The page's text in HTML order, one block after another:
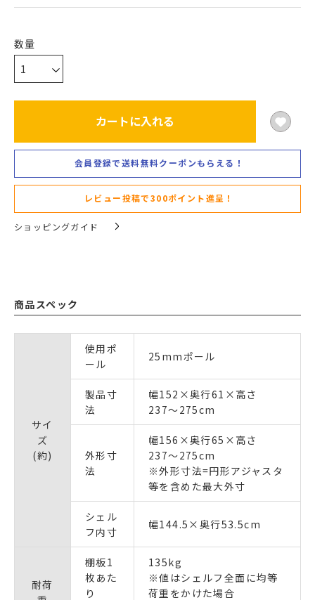
カートに入れる
会員登録で送料無料クーポンもらえる！
レビュー投稿で300ポイント進呈！
ショッピングガイド
商品スペック
サイ
ズ
(約)
使用ポ
ール
25mmポール
製品寸
法
幅152×奥行61×高さ
237〜275cm
外形寸
法
幅156×奥行65×高さ
237〜275cm
※外形寸法=円形アジャスタ
等を含めた最大外寸
シェル
フ内寸
幅144.5×奥行53.5cm
耐荷
棚板1
枚あた
り
135kg
※値はシェルフ全面に均等
荷重をかけた場合